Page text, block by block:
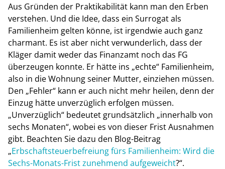
Aus Gründen der Praktikabilität kann man den Erben
verstehen. Und die Idee, dass ein Surrogat als
Familienheim gelten könne, ist irgendwie auch ganz
charmant. Es ist aber nicht verwunderlich, dass der
Kläger damit weder das Finanzamt noch das FG
überzeugen konnte. Er hätte ins „echte“ Familienheim,
also in die Wohnung seiner Mutter, einziehen müssen.
Den „Fehler“ kann er auch nicht mehr heilen, denn der
Einzug hätte unverzüglich erfolgen müssen.
„Unverzüglich“ bedeutet grundsätzlich „innerhalb von
sechs Monaten“, wobei es von dieser Frist Ausnahmen
gibt. Beachten Sie dazu den Blog-Beitrag
„Erbschaftsteuerbefreiung fürs Familienheim: Wird die
Sechs-Monats-Frist zunehmend aufgeweicht?“.